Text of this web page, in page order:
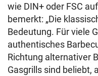
wie DIN+ oder FSC
bemerkt: „Die
Bedeutung. Für viele
authentisches
Richtung alternativer
Gasgrills sind beliebt,